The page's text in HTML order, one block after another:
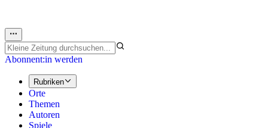
Abonnent:in werden
Rubriken
Orte
Themen
Autoren
Spiele